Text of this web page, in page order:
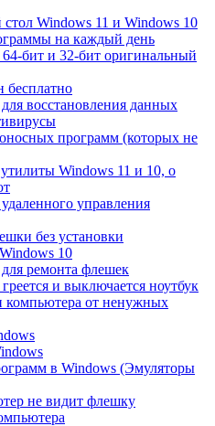
Windows 11 и Windows 10
на каждый день
64-бит и 32-бит оригинальный
бесплатно
восстановления данных
программ (которых не
Windows 11 и 10, о
управления
без установки
10
ремонта флешек
и выключается ноутбук
компьютера от ненужных
в Windows (Эмуляторы
не видит флешку